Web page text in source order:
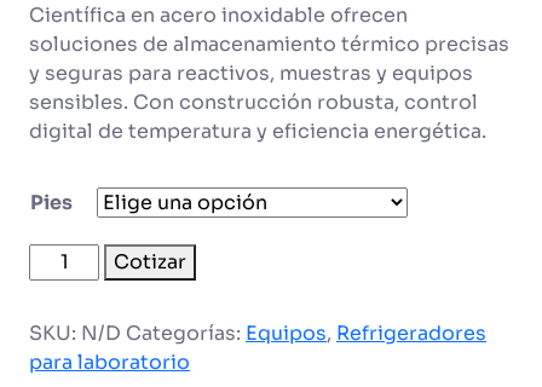
Científica en acero inoxidable ofrecen
soluciones de almacenamiento térmico precisas
y seguras para reactivos, muestras y equipos
sensibles. Con construcción robusta, control
digital de temperatura y eficiencia energética.
Pies
Refrigerador
para
o
farmacia
Cotizar
SKU: N/D Categorías: Equipos, Refrigeradores
para laboratorio